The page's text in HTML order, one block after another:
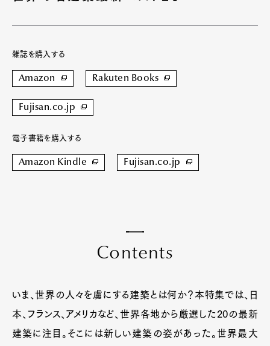
雑誌を購入する
Amazon Rakuten Books
Fujisan.co.jp
電子書籍を購入する
Amazon Kindle Fujisan.co.jp
Contents
いま、世界の人々を虜にする建築とは何か？本特集では、日
本、フランス、アメリカなど、世界各地から厳選した20の最新
建築に注目。そこには新しい建築の姿があった。世界最大